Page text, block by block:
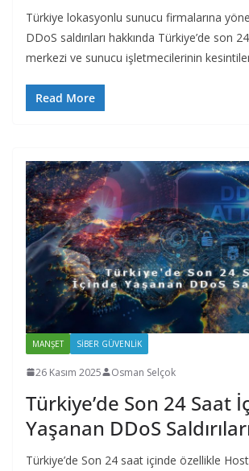
Türkiye lokasyonlu sunucu firmalarına
DDoS saldırıları hakkında Türkiye’de son
merkezi ve sunucu işletmecilerinin
Read More
MANŞET SIBER GÜVENLIK
26 Kasım 2025 Osman Selçok
Türkiye’de Son 24 Saat
Yaşanan DDoS
Türkiye’de Son 24 saat içinde özellikle